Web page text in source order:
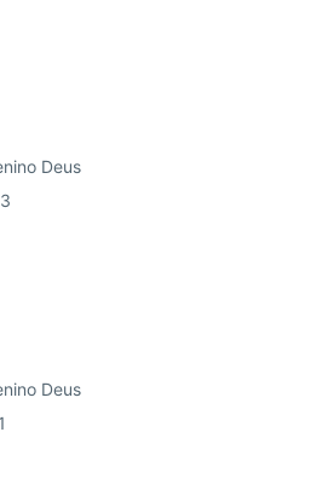
Deus
3
Deus
1